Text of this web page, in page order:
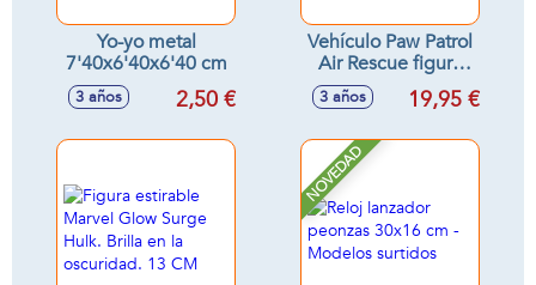
Yo-yo metal
7'40x6'40x6'40 cm
3 años 2,50 €
Vehículo Paw Patrol
Air Rescue figura
de mas 5 cml. -
Modelos surtidos
3 años 19,95 €
NOVEDAD